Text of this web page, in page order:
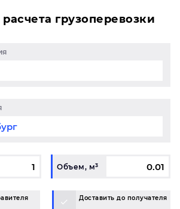
грузоперевозки
Объем, м³
Доставить до получателя